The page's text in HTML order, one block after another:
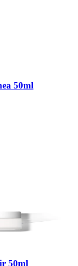
50ml
50ml